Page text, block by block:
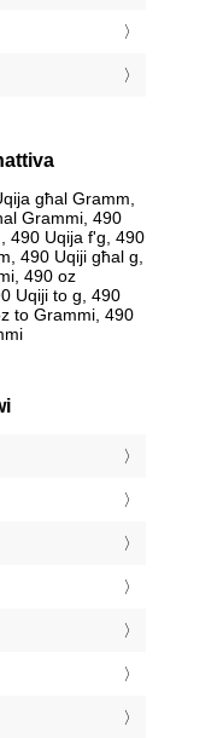
għal Gramm,
Grammi, 490
490 Uqija f'g, 490
490 Uqiji għal g,
490 oz
Uqiji to g, 490
to Grammi, 490